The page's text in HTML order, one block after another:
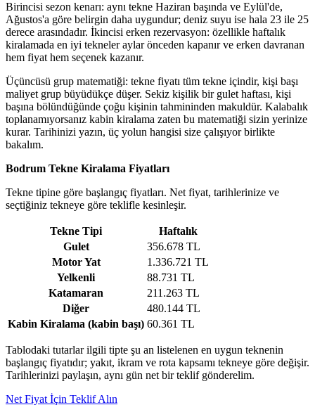
Birincisi sezon kenarı: aynı tekne Haziran başında ve Eylül'de,
Ağustos'a göre belirgin daha uygundur; deniz suyu ise hala 23 ile 25
derece arasındadır. İkincisi erken rezervasyon: özellikle haftalık
kiralamada en iyi tekneler aylar önceden kapanır ve erken davranan
hem fiyat hem seçenek kazanır.
Üçüncüsü grup matematiği: tekne fiyatı tüm tekne içindir, kişi başı
maliyet grup büyüdükçe düşer. Sekiz kişilik bir gulet haftası, kişi
başına bölündüğünde çoğu kişinin tahmininden makuldür. Kalabalık
toplanamıyorsanız kabin kiralama zaten bu matematiği sizin yerinize
kurar. Tarihinizi yazın, üç yolun hangisi size çalışıyor birlikte
bakalım.
Bodrum Tekne Kiralama Fiyatları
Tekne tipine göre başlangıç fiyatları. Net fiyat, tarihlerinize ve
seçtiğiniz tekneye göre teklifle kesinleşir.
Tekne Tipi
Haftalık
Gulet
356.678 TL
Motor Yat
1.336.721 TL
Yelkenli
88.731 TL
Katamaran
211.263 TL
Diğer
480.144 TL
Kabin Kiralama (kabin başı) 60.361 TL
Tablodaki tutarlar ilgili tipte şu an listelenen en uygun teknenin
başlangıç fiyatıdır; yakıt, ikram ve rota kapsamı tekneye göre değişir.
Tarihlerinizi paylaşın, aynı gün net bir teklif gönderelim.
Net Fiyat İçin Teklif Alın